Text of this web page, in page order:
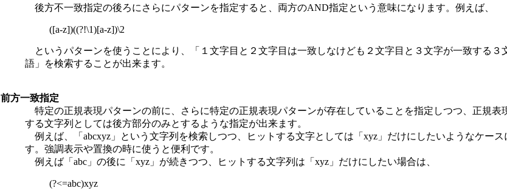
後方不一致指定の後ろにさらにパターンを指定すると、両方のAND指定という意味になります。例えば、
([a-z])((?!\1)[a-z])\2
というパターンを使うことにより、「１文字目と２文字目は一致しなけども２文字目と３文字が一致する３
語」を検索することが出来ます。
前方一致指定
特定の正規表現パターンの前に、さらに特定の正規表現パターンが存在していることを指定しつつ、正規表
する文字列としては後方部分のみとするような指定が出来ます。
例えば、「abcxyz」という文字列を検索しつつ、ヒットする文字としては「xyz」だけにしたいようなケース
す。強調表示や置換の時に使うと便利です。
例えば「abc」の後に「xyz」が続きつつ、ヒットする文字列は「xyz」だけにしたい場合は、
(?<=abc)xyz